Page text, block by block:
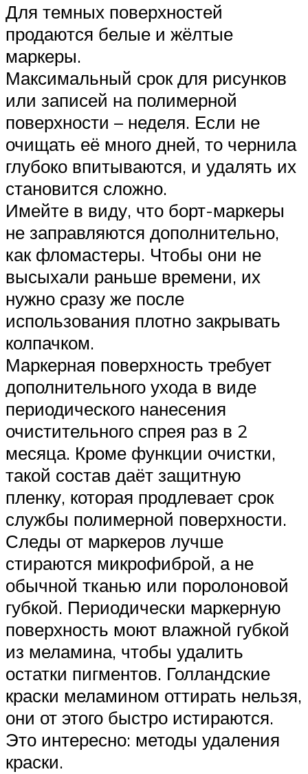
Для темных поверхностей
продаются белые и жёлтые
маркеры.
Максимальный срок для рисунков
или записей на полимерной
поверхности – неделя. Если не
очищать её много дней, то чернила
глубоко впитываются, и удалять их
становится сложно.
Имейте в виду, что борт-маркеры
не заправляются дополнительно,
как фломастеры. Чтобы они не
высыхали раньше времени, их
нужно сразу же после
использования плотно закрывать
колпачком.
Маркерная поверхность требует
дополнительного ухода в виде
периодического нанесения
очистительного спрея раз в 2
месяца. Кроме функции очистки,
такой состав даёт защитную
пленку, которая продлевает срок
службы полимерной поверхности.
Следы от маркеров лучше
стираются микрофиброй, а не
обычной тканью или поролоновой
губкой. Периодически маркерную
поверхность моют влажной губкой
из меламина, чтобы удалить
остатки пигментов. Голландские
краски меламином оттирать нельзя,
они от этого быстро истираются.
Это интересно: методы удаления
краски.